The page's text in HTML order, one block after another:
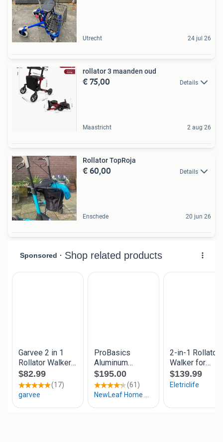
Utrecht 24 jul 26
rollator 3 maanden oud
€ 75,00 Details
Maastricht 2 aug 26
Rollator TopRoja
€ 60,00 Details
Enschede 20 jun 26